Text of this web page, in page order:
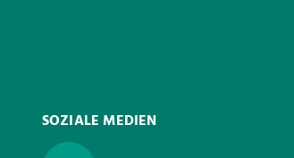
SOZIALE MEDIEN